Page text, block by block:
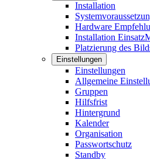
Installation
Hardware
Installation
Platzierung des
Einstellungen
Einstellungen
Allgemeine
Gruppen
Hilfsfrist
Hintergrund
Kalender
Organisation
Passwortschutz
Standby